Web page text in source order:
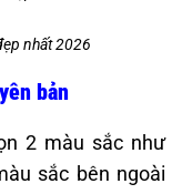
nhất 2026
bản
2 màu sắc như
sắc bên ngoài